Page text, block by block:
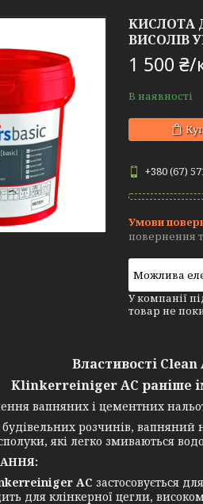
КИСЛОТА
ВИСОЛІВ
1 500 ₴/
В наявності
+380 (67)
повернення
У компанії
товар не
Властивості
Klinkerreiniger AC раніше
вапняних і цементних
розчинів,
які легко змиваються
AC застосовується
для клінкерної цегли,